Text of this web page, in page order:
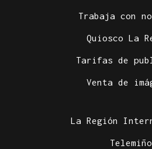
Trabaja con
Quiosco La
Tarifas de
Venta de
La Región
Telemiño